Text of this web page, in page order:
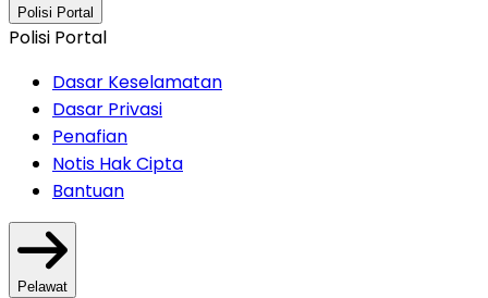
Polisi Portal
Polisi Portal
Dasar Keselamatan
Dasar Privasi
Penafian
Notis Hak Cipta
Bantuan
Pelawat